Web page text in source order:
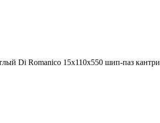
Di Romanico 15х110х550 шип-паз кантри